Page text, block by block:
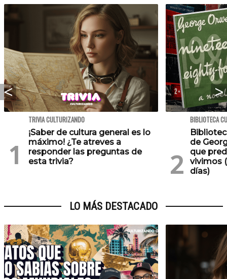
TRIVIA CULTURIZANDO
¡Saber de cultura general es lo
máximo! ¿Te atreves a
responder las preguntas de
esta trivia?
BIBLIOTECA
de
que
vivimos
días)
LO MÁS DESTACADO